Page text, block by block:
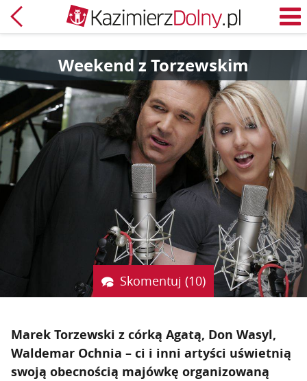
Powrót
Weekend z Torzewskim
Skomentuj (10)
Marek Torzewski z córką Agatą, Don Wasyl,
Waldemar Ochnia – ci i inni artyści uświetnią
swoją obecnością majówkę organizowaną